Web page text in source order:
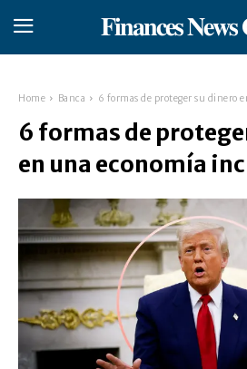
𝐅𝐢𝐧𝐚𝐧𝐜𝐞𝐬 𝐍𝐞𝐰𝐬
Home Banca 6 formas de proteger su dinero
6 formas de
en una economía